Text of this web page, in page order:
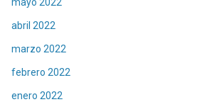
abril 2022
marzo 2022
febrero 2022
enero 2022